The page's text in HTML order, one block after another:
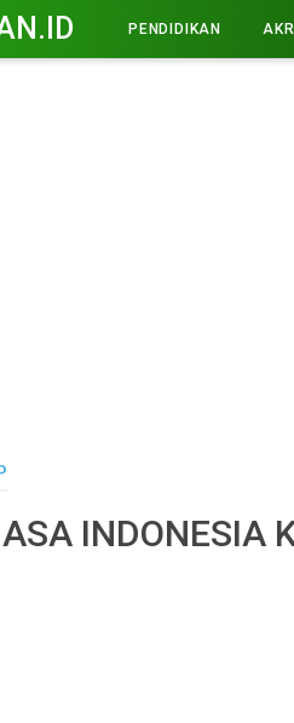
PENDIDIKAN
INDONESIA